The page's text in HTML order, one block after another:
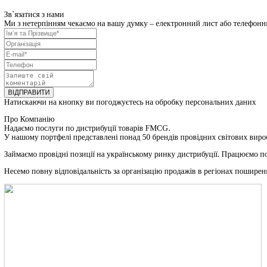
Зв`язатися з нами
Ми з нетерпінням чекаємо на вашу думку – електронний лист або
ВІДПРАВИТИ
Натискаючи на кнопку ви погоджуєтесь на обробку персональних даних
Про Компанію
Надаємо послуги по дистрибуції товарів FMCG.
У нашому портфелі представлені понад 50 брендів провідних світових
Займаємо провідні позиції на українському ринку дистрибуції. Працюємо
Несемо повну відповідальність за організацію продажів в регіонах